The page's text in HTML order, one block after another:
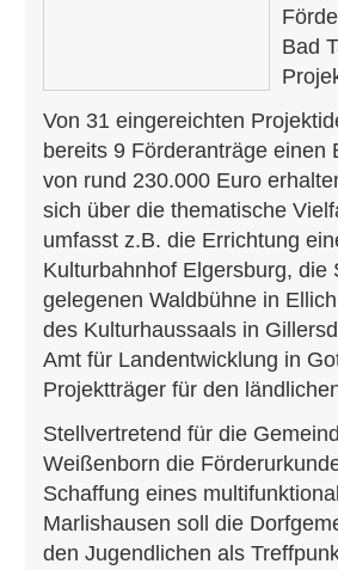
Bad
Von 31 eingereichten
bereits 9 Förderanträge
von rund 230.000 Euro
sich über die thematische
umfasst z.B. die Errichtung
Kulturbahnhof Elgersburg,
gelegenen Waldbühne in
des Kulturhaussaals in
Amt für Landentwicklung in
Projektträger für den
Stellvertretend für die
Weißenborn die
Schaffung eines
Marlishausen soll die
den Jugendlichen als